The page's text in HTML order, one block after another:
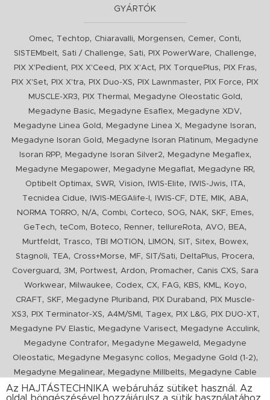
GYÁRTÓK
Omec, Techtop, Chiaravalli, Morgensen, Cemer, Conti,
SISTEMbelt, Sati / Challenge, Sati, PIX PowerWare, Challenge,
PIX X'Pedient, PIX X'Ceed , PIX X'Act, PIX TorquePlus, PIX Fras,
PIX X'Set, PIX X'tra, PIX Duo-XS, PIX Lawnmaster, PIX Force,
PIX
MUSCLE-XR3, PIX Thermal , Megadyne Oleostatic Gold ,
Megadyne Basic, Megadyne Esaflex, Megadyne XDV,
Megadyne Linea Gold , Megadyne Linea X, Megadyne Isoran,
Megadyne Isoran Gold , Megadyne Isoran Platinum,
Megadyne
Isoran RPP, Megadyne Isoran Silver2, Megadyne Megaflex,
Megadyne Megapower, Megadyne Megaflat, Megadyne RR,
Optibelt Optimax, SWR, Vision, IWIS-Elite, IWIS-Jwis, ITA,
Tecnidea Cidue, IWIS-MEGAlife-I , IWIS-CF, DTE, MIK, ABA,
NORMA TORRO, N/A, Combi, Corteco, SOG, NAK, SKF, Emes,
GeTech, teCom, Boteco, Renner, tellureRota, AVO, BEA,
Murtfeldt, Trasco, TBI MOTION , LIMON , SIT, Sitex, Bowex,
Stagnoli, TEA, Cross+Morse, MF, SIT/Sati, DeltaPlus, Procera,
Coverguard , 3M , Portwest, Ardon, Promacher, Canis CXS, Sara
Workwear, Milwaukee, Codex, CX, FAG, KBS, KML, Koyo,
CRAFT, SKF, Megadyne Pluriband , PIX Duraband ,
PIX Muscle-
XS3, PIX Terminator-XS, A4M/SMI , Tagex, PIX L&G, PIX DUO-XT,
Megadyne PV Elastic, Megadyne Varisect, Megadyne Acculink,
Megadyne Contrafor, Megadyne Megaweld ,
Megadyne
Oleostatic, Megadyne Megasync collos, Megadyne Gold (1-2),
Megadyne Megalinear, Megadyne Millbelts,
Megadyne Cable
Pull, PIX X'Ceed,Megadyne Pull Down, Optibelt VB,Mitsuboshi
Az HAJTÁSTECHNIKA webáruház sütiket használ. Az